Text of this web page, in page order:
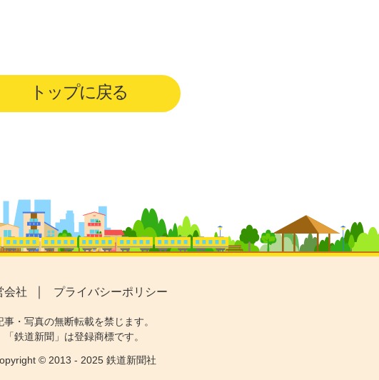
トップに戻る
会社 プライバシーポリシー
事・写真の無断転載を禁じます。
「鉄道新聞」は登録商標です。
© 2013 - 2025 鉄道新聞社